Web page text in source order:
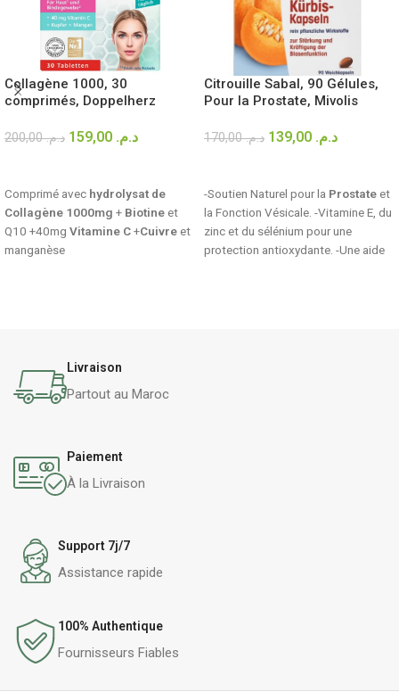
Collagène 1000, 30
comprimés, Doppelherz
د.م.200,00 د.م.
Comprimé avec hydrolysat de
Collagène 1000mg + Biotineet
Q10 +40mg Vitamine C+Cuivreet
manganèse
Citrouille Sabal, 90 Gélules,
Pour la Prostate, Mivolis
د.م.170,00 د.م.
-Soutien Naturel pour la Prostateet
la Fonction Vésicale. -Vitamine E, du
zinc et du sélénium pour une
protection antioxydante. -Une aide
Livraison
Partout au Maroc
Paiement
À la Livraison
Support 7j/7
Assistance rapide
100% Authentique
Fournisseurs Fiables